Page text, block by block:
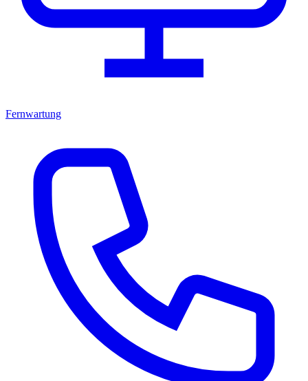
Fernwartung